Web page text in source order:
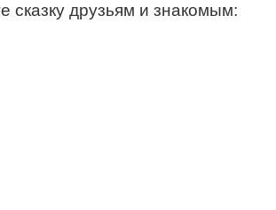
сказку друзьям и знакомым: